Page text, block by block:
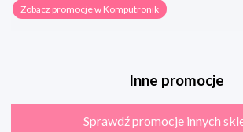
Zobacz promocje w Komputronik
Inne promocje
Sprawdź promocje innych